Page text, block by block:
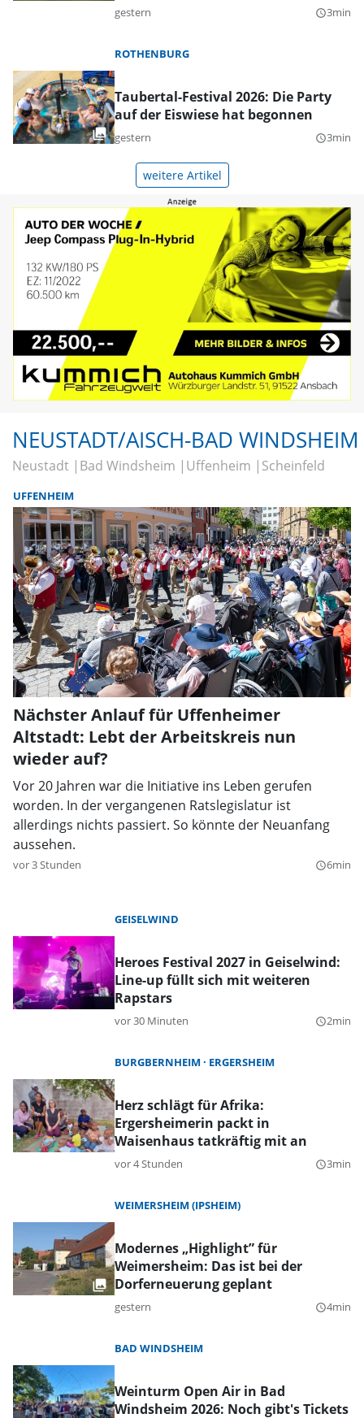
gestern query_builder3min
ROTHENBURG
Taubertal-Festival 2026: Die Party
auf der Eiswiese hat begonnen
gestern query_builder3min
weitere Artikel
NEUSTADT/AISCH-BAD WINDSHEIM
Neustadt Bad Windsheim Uffenheim Scheinfeld
UFFENHEIM
Nächster Anlauf für Uffenheimer
Altstadt: Lebt der Arbeitskreis nun
wieder auf?
Vor 20 Jahren war die Initiative ins Leben gerufen
worden. In der vergangenen Ratslegislatur ist
allerdings nichts passiert. So könnte der Neuanfang
aussehen.
vor 3 Stunden query_builder6min
GEISELWIND
Heroes Festival 2027 in Geiselwind:
Line-up füllt sich mit weiteren
Rapstars
vor 30 Minuten query_builder2min
BURGBERNHEIM ERGERSHEIM
Herz schlägt für Afrika:
Ergersheimerin packt in
Waisenhaus tatkräftig mit an
vor 4 Stunden query_builder3min
WEIMERSHEIM (IPSHEIM)
Modernes „Highlight” für
Weimersheim: Das ist bei der
Dorferneuerung geplant
gestern query_builder4min
BAD WINDSHEIM
Weinturm Open Air in Bad
Windsheim 2026: Noch gibt's Tickets